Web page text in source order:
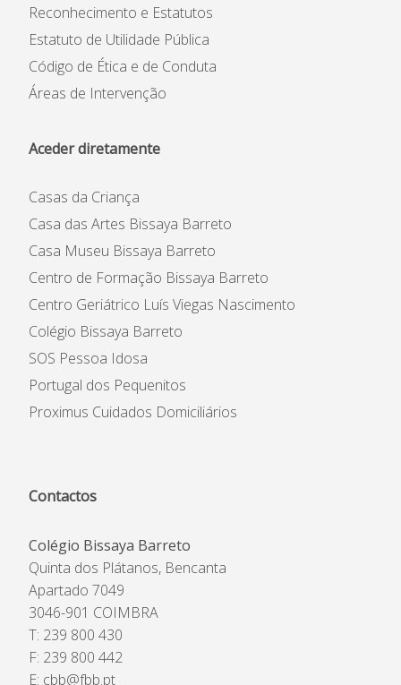
Reconhecimento e Estatutos
Estatuto de Utilidade Pública
Código de Ética e de Conduta
Áreas de Intervenção
Aceder diretamente
Casas da Criança
Casa das Artes Bissaya Barreto
Casa Museu Bissaya Barreto
Centro de Formação Bissaya Barreto
Centro Geriátrico Luís Viegas Nascimento
Colégio Bissaya Barreto
SOS Pessoa Idosa
Portugal dos Pequenitos
Proximus Cuidados Domiciliários
Contactos
Colégio Bissaya Barreto
Quinta dos Plátanos, Bencanta
Apartado 7049
3046-901 COIMBRA
T: 239 800 430
F: 239 800 442
E: cbb@fbb.pt